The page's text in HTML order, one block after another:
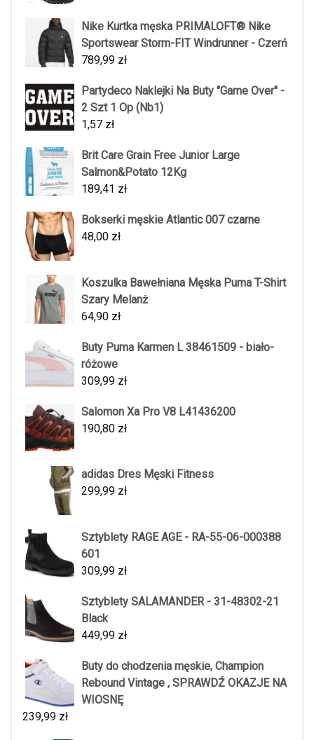
Nike Kurtka męska PRIMALOFT® Nike
Sportswear Storm-FIT Windrunner - Czerń
789,99 zł
Partydeco Naklejki Na Buty "Game Over" -
2 Szt 1 Op (Nb1)
1,57 zł
Brit Care Grain Free Junior Large
Salmon&Potato 12Kg
189,41 zł
Bokserki męskie Atlantic 007 czarne
48,00 zł
Koszulka Bawełniana Męska Puma T-Shirt
Szary Melanż
64,90 zł
Buty Puma Karmen L 38461509 - biało-
różowe
309,99 zł
Salomon Xa Pro V8 L41436200
190,80 zł
adidas Dres Męski Fitness
299,99 zł
Sztyblety RAGE AGE - RA-55-06-000388
601
309,99 zł
Sztyblety SALAMANDER - 31-48302-21
Black
449,99 zł
Buty do chodzenia męskie, Champion
Rebound Vintage , SPRAWDŹ OKAZJE NA
WIOSNĘ
239,99 zł